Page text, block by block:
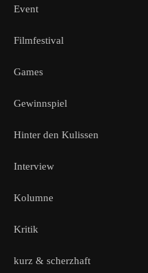
Event
Filmfestival
Games
Gewinnspiel
Hinter den Kulissen
Interview
Kolumne
Kritik
kurz & scherzhaft